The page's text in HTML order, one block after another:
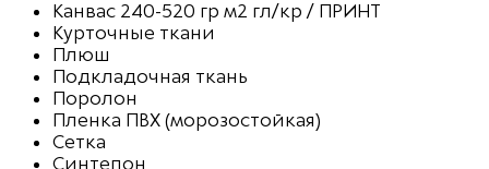
Канвас 240-520 гр м2 гл/кр / ПРИНТ
Курточные ткани
Плюш
Подкладочная ткань
Поролон
Пленка ПВХ (морозостойкая)
Сетка
Синтепон